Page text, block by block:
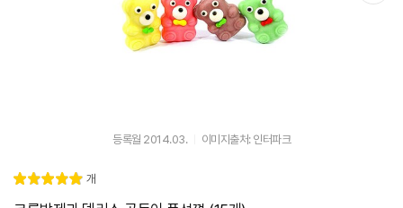
등록월 2014.03. 이미지출처: 인터파크
별
5.
리
개